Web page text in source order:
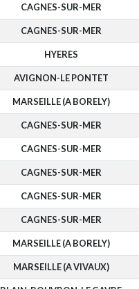
CAGNES-SUR-MER
CAGNES-SUR-MER
HYERES
AVIGNON-LE PONTET
MARSEILLE (A BORELY)
CAGNES-SUR-MER
CAGNES-SUR-MER
CAGNES-SUR-MER
CAGNES-SUR-MER
CAGNES-SUR-MER
MARSEILLE (A BORELY)
MARSEILLE (A VIVAUX)